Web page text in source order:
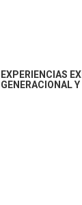
EXPERIENCIAS
GENERACIONAL